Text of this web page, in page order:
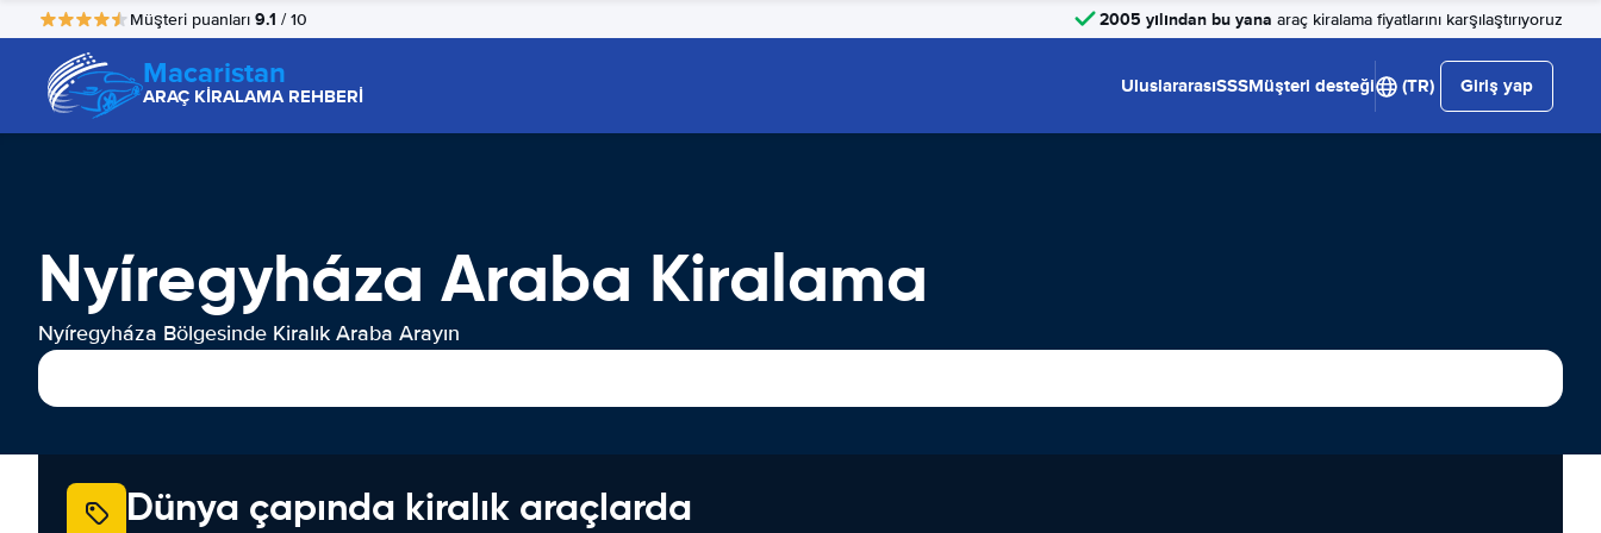
Müşteri puanları 9.1 / 10 2005 yılından bu yana araç kiralama fiyatlarını karşılaştırıyoruz
Macaristan
ARAÇ KİRALAMA REHBERİ UluslararasıSSSMüşteri desteği (TR) Giriş yap
Nyíregyháza Araba Kiralama
Nyíregyháza Bölgesinde Kiralık Araba Arayın
Dünya çapında kiralık araçlarda